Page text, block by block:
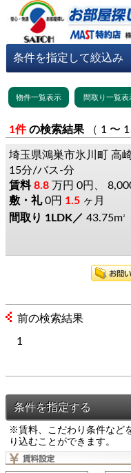
1件 の検索結果
埼玉県鴻巣市氷川町 高
15分/バス-分
8.8 万円
0円、
0円 1.5 ヶ月
1LDK
43.75m2
前の検索結果
1
※賃料、こだわり条件など
り込むことができます。